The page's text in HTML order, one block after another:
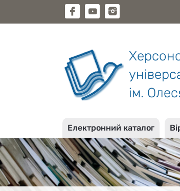
ім.
Електронний каталог